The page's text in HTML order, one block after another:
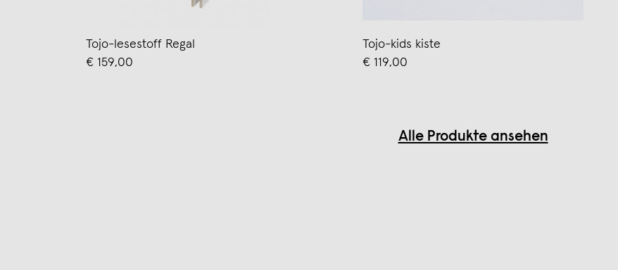
Tojo-lesestoff Regal
€ 159,00
Tojo-kids kiste
€ 119,00
Alle Produkte ansehen